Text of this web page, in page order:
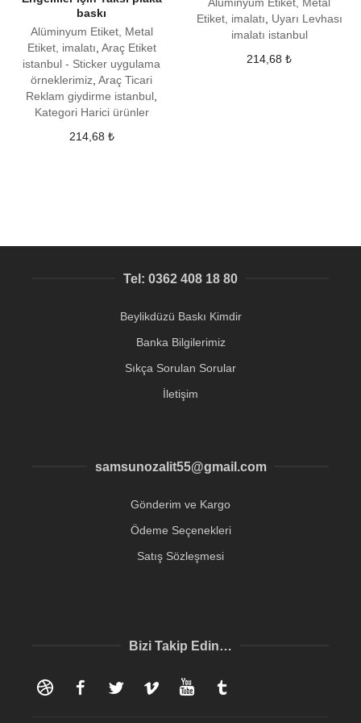
baskı
Alüminyum Etiket, Metal
Etiket, imalatı Araç Etiket
istanbul - Sticker uygulama
örneklerimiz ,Araç Ticari
Reklam giydirme istanbul
Kategori Harici ürünler
214,68 ₺
Etiket, imalatı
Uyarı Levhası
imalatı istanbul
214,68₺
Tel: 0362 408 18 80
Beylikdüzü Baskı Kimdir
Banka Bilgilerimiz
Sıkça Sorulan Sorular
İletişim
samsunozalit55@gmail.com
Gönderim ve Kargo
Ödeme Seçenekleri
Satış Sözleşmesi
Bizi Takip Edin…
Dribbble FacebookTwitter Vimeo YouTube